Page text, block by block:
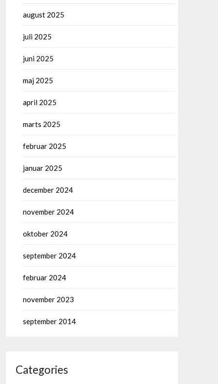
august 2025
juli 2025
juni 2025
maj 2025
april 2025
marts 2025
februar 2025
januar 2025
december 2024
november 2024
oktober 2024
september 2024
februar 2024
november 2023
september 2014
Categories